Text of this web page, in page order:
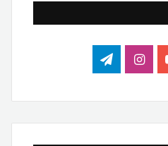
اینستاگرام
تلگرام